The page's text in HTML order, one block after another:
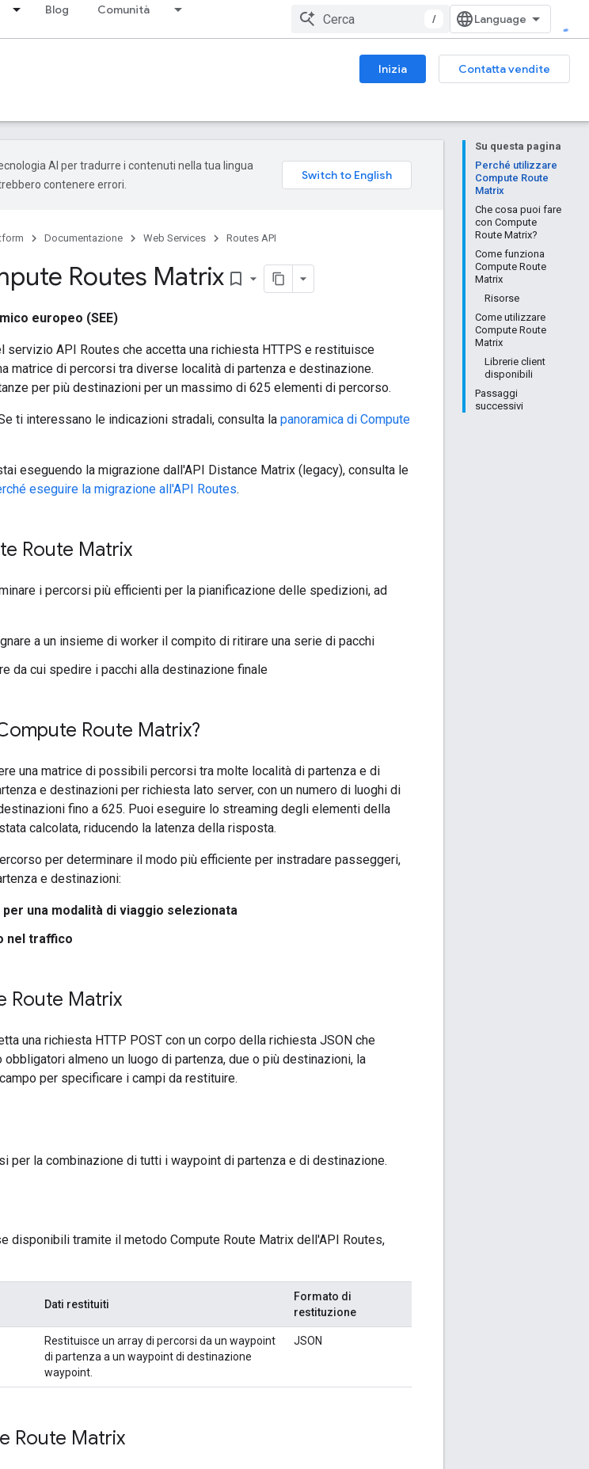
Blog Comunità
/
Inizia
Contatta vendite
Su questa pagina
Perché utilizzare
Compute Route
Matrix
Che cosa puoi fare
con Compute
Route Matrix?
Come funziona
Compute Route
Matrix
Risorse
Come utilizzare
Compute Route
Matrix
Librerie client
disponibili
Passaggi
successivi
AI per tradurre i contenuti nella tua lingua
contenere errori.
Documentazione Web Services Routes API
Routes Matrix bookmark_border
europeo (SEE)
servizio API Routes che accetta una richiesta HTTPS e restituisce
matrice di percorsi tra diverse località di partenza e destinazione.
per più destinazioni per un massimo di 625 elementi di percorso.
ti interessano le indicazioni stradali, consulta la panoramica di Compute
eseguendo la migrazione dall'API Distance Matrix (legacy), consulta le
eseguire la migrazione all'API Routes.
Route Matrix
i percorsi più efficienti per la pianificazione delle spedizioni, ad
a un insieme di worker il compito di ritirare una serie di pacchi
da cui spedire i pacchi alla destinazione finale
Route Matrix?
una matrice di possibili percorsi tra molte località di partenza e di
e destinazioni per richiesta lato server, con un numero di luoghi di
fino a 625. Puoi eseguire lo streaming degli elementi della
calcolata, riducendo la latenza della risposta.
per determinare il modo più efficiente per instradare passeggeri,
e destinazioni:
una modalità di viaggio selezionata
nel traffico
Route Matrix
una richiesta HTTP POST con un corpo della richiesta JSON che
almeno un luogo di partenza, due o più destinazioni, la
per specificare i campi da restituire.
per la combinazione di tutti i waypoint di partenza e di destinazione.
disponibili tramite il metodo Compute Route Matrix dell'API Routes,
Dati restituiti
Formato di
restituzione
Restituisce un array di percorsi da un waypoint
di partenza a un waypoint di destinazione
waypoint.
JSON
Route Matrix